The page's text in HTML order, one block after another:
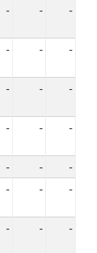
- - -
- - -
- - -
- - -
- -
-
- - -
- - -